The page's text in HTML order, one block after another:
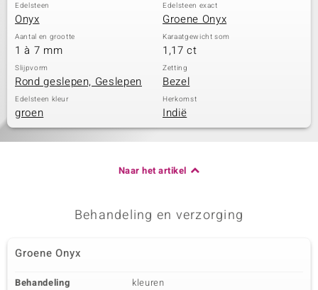
Edelsteen
Onyx
Edelsteen exact
Groene Onyx
Aantal en grootte
1 à 7 mm
Karaatgewicht som
1,17 ct
Slijpvorm
Rond geslepen, Geslepen
Zetting
Bezel
Edelsteen kleur
groen
Herkomst
Indië
Naar het artikel
Behandeling en verzorging
Groene Onyx
Behandeling kleuren